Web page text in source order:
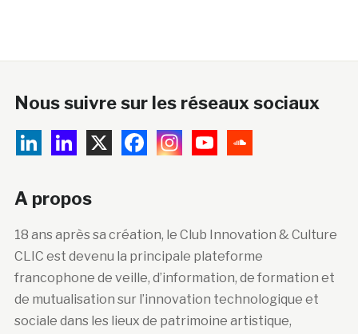
Nous suivre sur les réseaux sociaux
A propos
18 ans après sa création, le Club Innovation & Culture
CLIC est devenu la principale plateforme
francophone de veille, d’information, de formation et
de mutualisation sur l’innovation technologique et
sociale dans les lieux de patrimoine artistique,